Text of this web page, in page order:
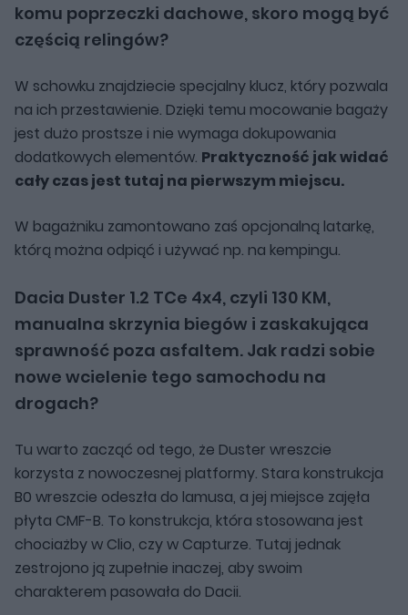
komu poprzeczki dachowe, skoro mogą być
częścią relingów?
W schowku znajdziecie specjalny klucz, który pozwala
na ich przestawienie. Dzięki temu mocowanie bagaży
jest dużo prostsze i nie wymaga dokupowania
dodatkowych elementów. Praktyczność jak widać
cały czas jest tutaj na pierwszym miejscu.
W bagażniku zamontowano zaś opcjonalną latarkę,
którą można odpiąć i używać np. na kempingu.
Dacia Duster 1.2 TCe 4x4, czyli 130 KM,
manualna skrzynia biegów i zaskakująca
sprawność poza asfaltem. Jak radzi sobie
nowe wcielenie tego samochodu na
drogach?
Tu warto zacząć od tego, że Duster wreszcie
korzysta z nowoczesnej platformy. Stara konstrukcja
B0 wreszcie odeszła do lamusa, a jej miejsce zajęła
płyta CMF-B. To konstrukcja, która stosowana jest
chociażby w Clio, czy w Capturze. Tutaj jednak
zestrojono ją zupełnie inaczej, aby swoim
charakterem pasowała do Dacii.